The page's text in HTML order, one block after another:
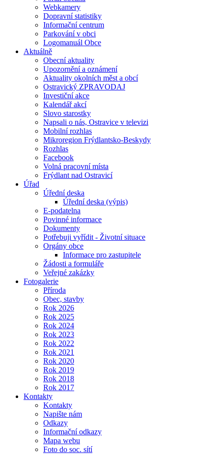
Webkamery
Dopravní statistiky
Informační centrum
Parkování v obci
Logomanuál Obce
Aktuálně
Obecní aktuality
Upozornění a oznámení
Aktuality okolních měst a obcí
Ostravický ZPRAVODAJ
Investiční akce
Kalendář akcí
Slovo starostky
Napsali o nás, Ostravice v televizi
Mobilní rozhlas
Mikroregion Frýdlantsko-Beskydy
Rozhlas
Facebook
Volná pracovní místa
Frýdlant nad Ostravicí
Úřad
Úřední deska
Úřední deska (výpis)
E-podatelna
Povinné informace
Dokumenty
Potřebuji vyřídit - Životní situace
Orgány obce
Informace pro zastupitele
Žádosti a formuláře
Veřejné zakázky
Fotogalerie
Příroda
Obec, stavby
Rok 2026
Rok 2025
Rok 2024
Rok 2023
Rok 2022
Rok 2021
Rok 2020
Rok 2019
Rok 2018
Rok 2017
Kontakty
Kontakty
Napište nám
Odkazy
Informační odkazy
Mapa webu
Foto do soc. sítí